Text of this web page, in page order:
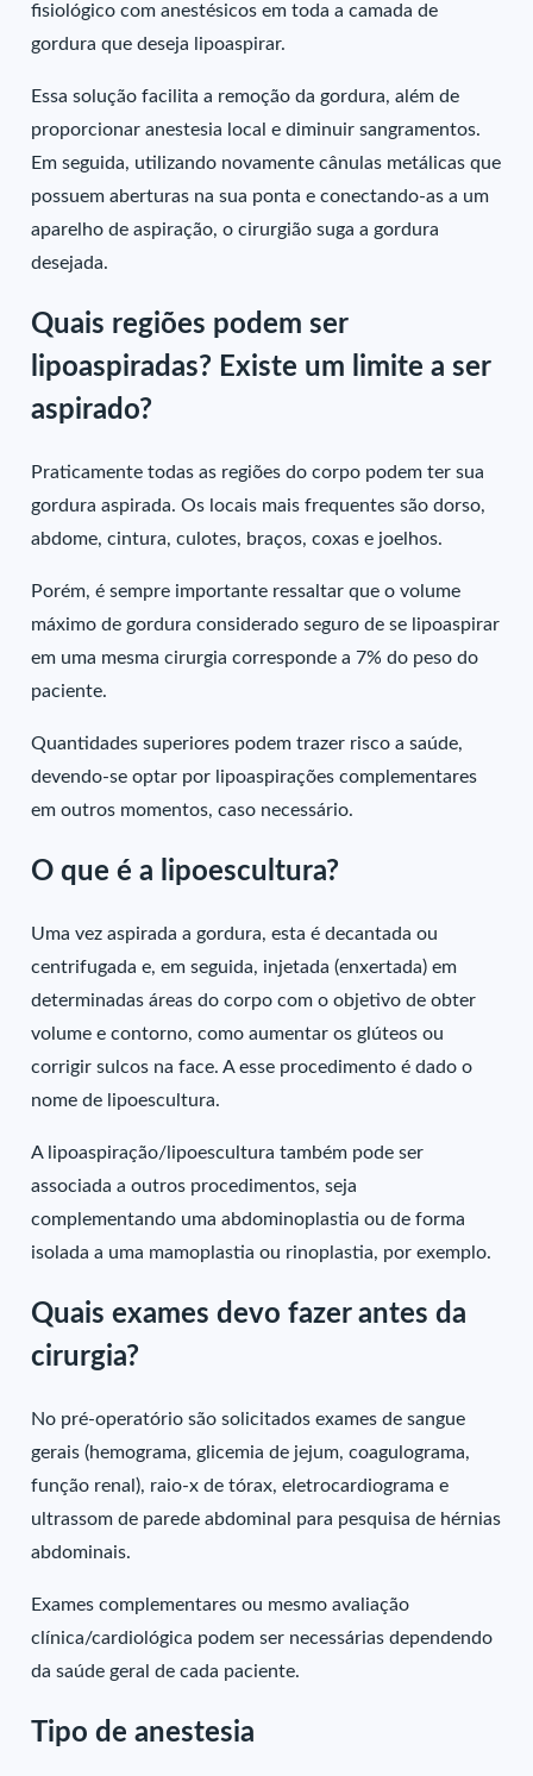
fisiológico com anestésicos em toda a camada de
gordura que deseja lipoaspirar.
Essa solução facilita a remoção da gordura, além de
proporcionar anestesia local e diminuir sangramentos.
Em seguida, utilizando novamente cânulas metálicas que
possuem aberturas na sua ponta e conectando-as a um
aparelho de aspiração, o cirurgião suga a gordura
desejada.
Quais regiões podem ser
lipoaspiradas? Existe um limite a ser
aspirado?
Praticamente todas as regiões do corpo podem ter sua
gordura aspirada. Os locais mais frequentes são dorso,
abdome, cintura, culotes, braços, coxas e joelhos.
Porém, é sempre importante ressaltar que o volume
máximo de gordura considerado seguro de se lipoaspirar
em uma mesma cirurgia corresponde a 7% do peso do
paciente.
Quantidades superiores podem trazer risco a saúde,
devendo-se optar por lipoaspirações complementares
em outros momentos, caso necessário.
O que é a lipoescultura?
Uma vez aspirada a gordura, esta é decantada ou
centrifugada e, em seguida, injetada (enxertada) em
determinadas áreas do corpo com o objetivo de obter
volume e contorno, como aumentar os glúteos ou
corrigir sulcos na face. A esse procedimento é dado o
nome de lipoescultura.
A lipoaspiração/lipoescultura também pode ser
associada a outros procedimentos, seja
complementando uma abdominoplastia ou de forma
isolada a uma mamoplastia ou rinoplastia, por exemplo.
Quais exames devo fazer antes da
cirurgia?
No pré-operatório são solicitados exames de sangue
gerais (hemograma, glicemia de jejum, coagulograma,
função renal), raio-x de tórax, eletrocardiograma e
ultrassom de parede abdominal para pesquisa de hérnias
abdominais.
Exames complementares ou mesmo avaliação
clínica/cardiológica podem ser necessárias dependendo
da saúde geral de cada paciente.
Tipo de anestesia